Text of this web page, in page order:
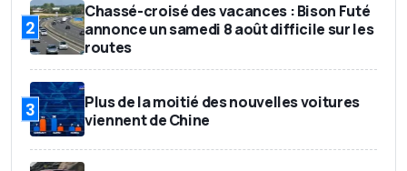
2
Chassé-croisé des vacances : Bison Futé
annonce un samedi 8 août difficile sur les
routes
3
Plus de la moitié des nouvelles voitures
viennent de Chine